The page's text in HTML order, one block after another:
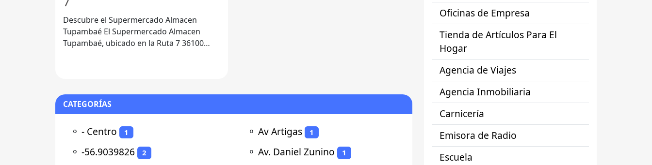
Descubre el Supermercado Almacen
Tupambaé El Supermercado Almacen
Tupambaé, ubicado en la Ruta 7 36100
CATEGORÍAS
⚬ - Centro 1
⚬ -56.9039826 2
⚬ Av Artigas 1
⚬ Av. Daniel Zunino 1
Oficinas de Empresa
Tienda de Artículos Para El
Hogar
Agencia de Viajes
Agencia Inmobiliaria
Carnicería
Emisora de Radio
Escuela